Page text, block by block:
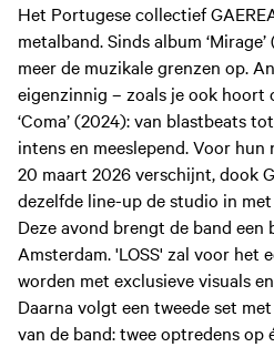
Het Portugese collectief
metalband. Sinds album
meer de muzikale grenzen op.
eigenzinnig – zoals je ook hoort
‘Coma’ (2024): van blastbeats
intens en meeslepend. Voor hun
20 maart 2026 verschijnt, dook
dezelfde line-up de studio in
Deze avond brengt de band een
Amsterdam. 'LOSS' zal voor het
worden met exclusieve visuals
Daarna volgt een tweede set
van de band: twee optredens op